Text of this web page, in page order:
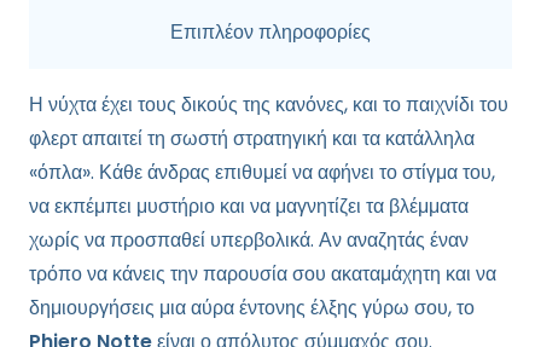
Επιπλέον πληροφορίες
Η νύχτα έχει τους δικούς της κανόνες, και το παιχνίδι του
φλερτ απαιτεί τη σωστή στρατηγική και τα κατάλληλα
«όπλα». Κάθε άνδρας επιθυμεί να αφήνει το στίγμα του,
να εκπέμπει μυστήριο και να μαγνητίζει τα βλέμματα
χωρίς να προσπαθεί υπερβολικά. Αν αναζητάς έναν
τρόπο να κάνεις την παρουσία σου ακαταμάχητη και να
δημιουργήσεις μια αύρα έντονης έλξης γύρω σου, το